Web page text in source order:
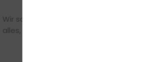
Wir sagen Danke für ein tolles Jahr
alles, was kommt!